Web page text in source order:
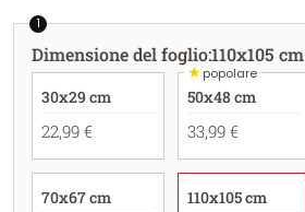
1
Dimensione del foglio:110x105 cm
30x29 cm
22,99 €
★popolare
50x48 cm
33,99 €
70x67 cm 110x105 cm